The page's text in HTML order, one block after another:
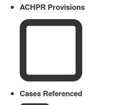
ACHPR Provisions
Cases Referenced